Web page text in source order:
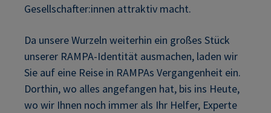
Gesellschafter:innen attraktiv macht.
Da unsere Wurzeln weiterhin ein großes Stück
unserer RAMPA-Identität ausmachen, laden wir
Sie auf eine Reise in RAMPAs Vergangenheit ein.
Dorthin, wo alles angefangen hat, bis ins Heute,
wo wir Ihnen noch immer als Ihr Helfer, Experte